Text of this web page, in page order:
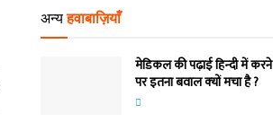
अन्य हवाबाज़ियाँ
मेडिकल की पढ़ाई हिन्‍दी में करने
पर इतना बवाल क्‍यों मचा है ?